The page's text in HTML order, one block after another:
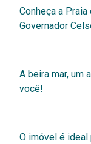
Conheça a
Governador
A beira mar, um
você!
O imóvel é